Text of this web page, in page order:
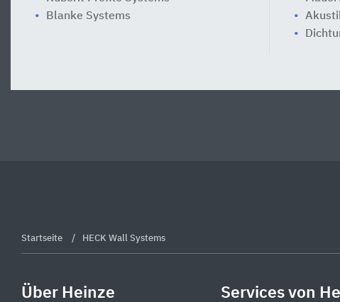
Blanke Systems
Startseite HECK Wall Systems
Über Heinze Services von